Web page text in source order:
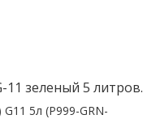
11 зеленый 5 литров.
5л (P999-GRN-